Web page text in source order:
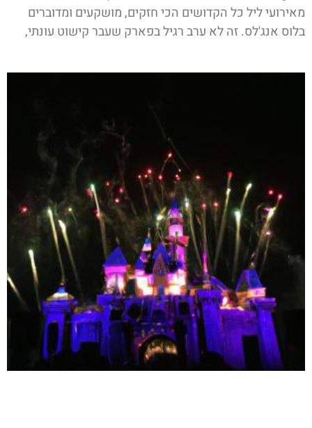
מאירועי ליל כל הקדושים הכי חזקים, מושקעים ומדוברים
בלוס אנג'לס. זה לא ערב רגיל בפארק שעבר קישוט עונתי,